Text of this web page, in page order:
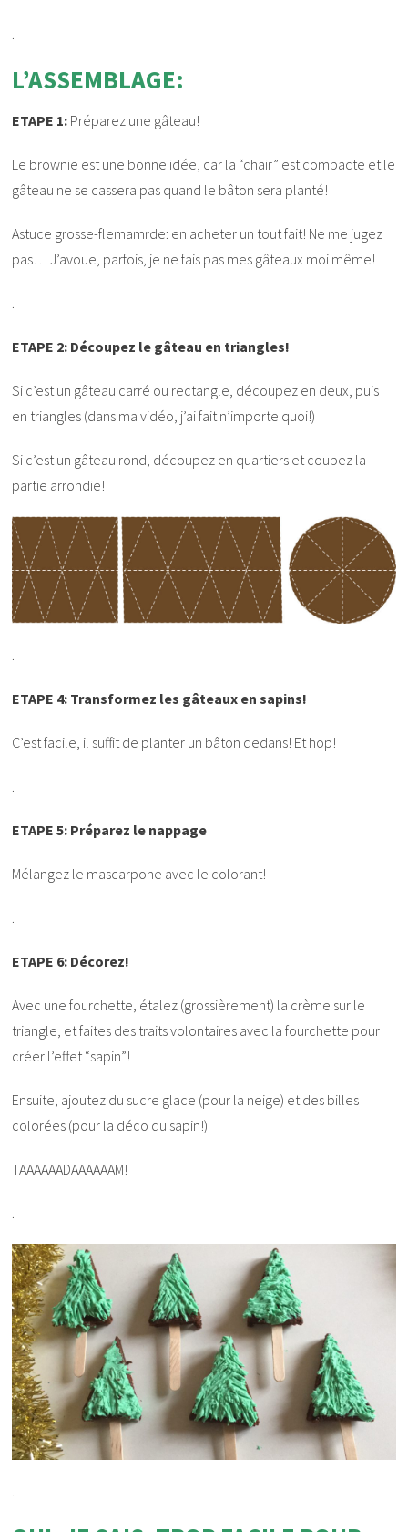
L’ASSEMBLAGE:
ETAPE 1: Préparez une gâteau!
Le brownie est une bonne idée, car la “chair” est compacte et le
gâteau ne se cassera pas quand le bâton sera planté!
Astuce grosse-flemamrde: en acheter un tout fait! Ne me jugez
pas… J’avoue, parfois, je ne fais pas mes gâteaux moi même!
ETAPE 2: Découpez le gâteau en triangles!
Si c’est un gâteau carré ou rectangle, découpez en deux, puis
en triangles (dans ma vidéo, j’ai fait n’importe quoi!)
Si c’est un gâteau rond, découpez en quartiers et coupez la
partie arrondie!
ETAPE 4: Transformez les gâteaux en sapins!
C’est facile, il suffit de planter un bâton dedans! Et hop!
ETAPE 5: Préparez le nappage
Mélangez le mascarpone avec le colorant!
ETAPE 6: Décorez!
Avec une fourchette, étalez (grossièrement) la crème sur le
triangle, et faites des traits volontaires avec la fourchette pour
créer l’effet “sapin”!
Ensuite, ajoutez du sucre glace (pour la neige) et des billes
colorées (pour la déco du sapin!)
TAAAAAADAAAAAAM!